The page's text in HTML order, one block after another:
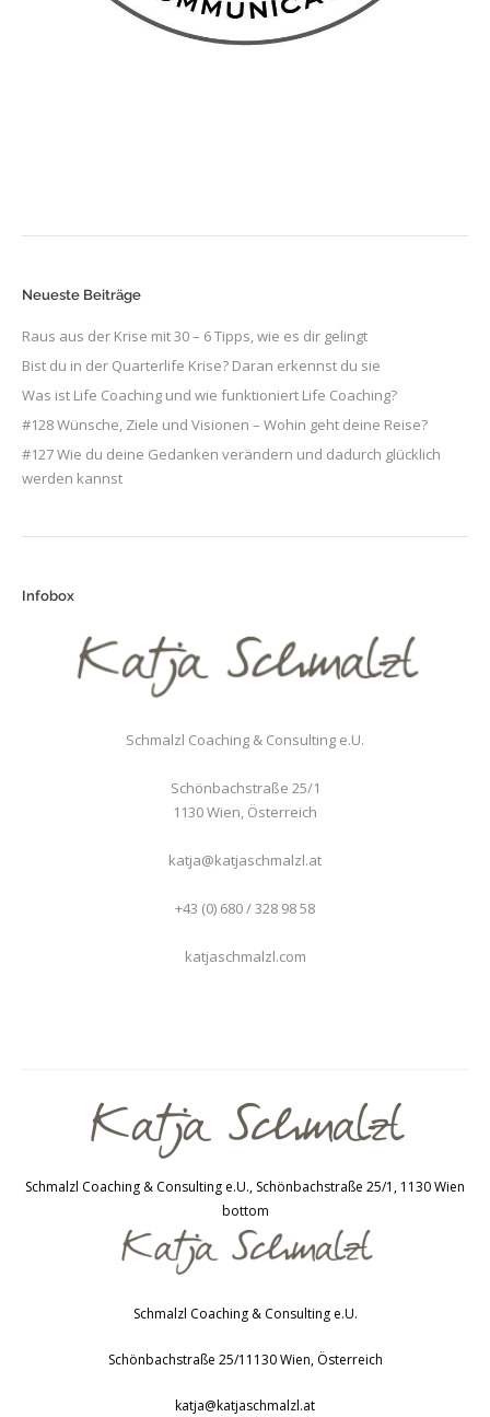
Neueste Beiträge
Raus aus der Krise mit 30 – 6 Tipps, wie es dir gelingt
Bist du in der Quarterlife Krise? Daran erkennst du sie
Was ist Life Coaching und wie funktioniert Life Coaching?
#128 Wünsche, Ziele und Visionen – Wohin geht deine Reise?
#127 Wie du deine Gedanken verändern und dadurch glücklich
werden kannst
Infobox
Schmalzl Coaching & Consulting e.U.
Schönbachstraße 25/1
1130Wien, Österreich
katja@katjaschmalzl.at
+43 (0) 680 / 328 98 58
katjaschmalzl.com
Schmalzl Coaching & Consulting e.U., Schönbachstraße 25/1, 1130 Wien
bottom
Schmalzl Coaching & Consulting e.U.
Schönbachstraße 25/1 1130 Wien, Österreich
katja@katjaschmalzl.at